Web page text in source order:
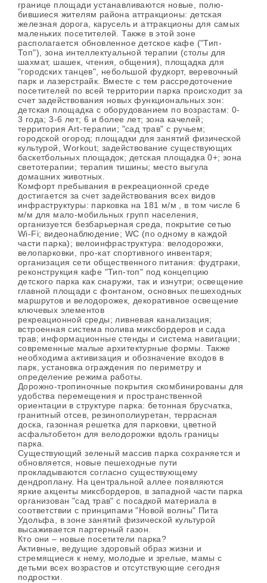
границе площади устанавливаются новые, полю-
бившиеся жителям района аттракционы: детская
железная дорога, карусель и аттракционы для самых
маленьких посетителей. Также в этой зоне
располагается обновленное детское кафе ("Тип-
Топ"), зона интеллектуальной терапии (столы для
шахмат, шашек, чтения, общения), площадка для
"городских танцев", небольшой фудкорт, веревочный
парк и лазерстрайк. Вместе с тем рассредоточение
посетителей по всей территории парка происходит за
счет задействования новых функциональных зон:
детская площадка с оборудованием по возрастам: 0-
3 года; 3-6 лет; 6 и более лет; зона качелей;
территория Art-терапии; "сад трав" с ручьем;
городской огород; площадки для занятий физической
культурой, Workout; задействование существующих
баскетбольных площадок; детская площадка 0+; зона
светотерапии; терапия тишины; место выгула
домашних животных.
Комфорт пребывания в рекреационной среде
достигается за счет задействования всех видов
инфраструктуры: парковка на 181 м/м , в том числе 6
м/м для мало-мобильных групп населения,
организуется безбарьерная среда, покрытие сетью
Wi-Fi; видеонаблюдение; WC (по одному в каждой
части парка); велоинфраструктура: велодорожки,
велопарковки, про-кат спортивного инвентаря;
организация сети общественного питания: фудтраки,
реконструкция кафе "Тип-топ" под концепцию
детского парка как снаружи, так и изнутри; освещение
главной площади с фонтаном, основных пешеходных
маршрутов и велодорожек, декоративное освещение
ключевых элементов
рекреационной среды; ливневая канализация;
встроенная система полива миксбордеров и сада
трав; информационные стенды и система навигации;
современные малые архитектурные формы. Также
необходима активизация и обозначение входов в
парк, установка ограждения по периметру и
определение режима работы.
Дорожно-тропиночные покрытия скомбинированы для
удобства перемещения и пространственной
ориентации в структуре парка: бетонная брусчатка,
гранитный отсев, резинополиуретан, террасная
доска, газонная решетка для парковки, цветной
асфальтобетон для велодорожки вдоль границы
парка.
Существующий зеленый массив парка сохраняется и
обновляется, новые пешеходные пути
прокладываются согласно существующему
дендроплану. На центральной аллее появляются
яркие акценты миксбордеров, в западной части парка
организован "сад трав" с посадкой материала в
соответствии с принципами "Новой волны" Пита
Удольфа, в зоне занятий физической культурой
высаживается партерный газон.
Кто они – новые посетители парка?
Активные, ведущие здоровый образ жизни и
стремящиеся к нему, молодые и зрелые, мамы с
детьми всех возрастов и отсутствующие сегодня
подростки.